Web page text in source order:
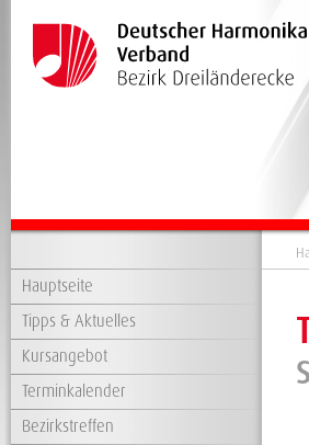
Hauptseite
Tipps & Aktuelles
Kursangebot
Terminkalender
Bezirkstreffen